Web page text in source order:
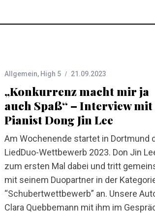
Allgemein, High 5 21.09.2023
„Konkurrenz macht mir ja
auch Spaß“ – Interview mit
Pianist Dong Jin Lee
Am Wochenende startet in Dortmund
LiedDuo-Wettbewerb 2023. Don Jin
zum ersten Mal dabei und tritt
mit seinem Duopartner in der
“Schubertwettbewerb” an. Unsere
Clara Quebbemann mit ihm im